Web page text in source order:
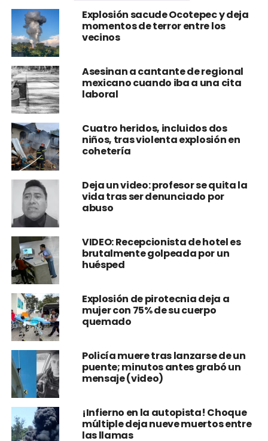
Explosión sacude Ocotepec y deja
momentos de terror entre los
vecinos
Asesinan a cantante de regional
mexicano cuando iba a una cita
laboral
Cuatro heridos, incluidos dos
niños, tras violenta explosión en
cohetería
Deja un video: profesor se quita la
vida tras ser denunciado por
abuso
VIDEO: Recepcionista de hotel es
brutalmente golpeada por un
huésped
Explosión de pirotecnia deja a
mujer con 75% de su cuerpo
quemado
Policía muere tras lanzarse de un
puente; minutos antes grabó un
mensaje (video)
¡Infierno en la autopista! Choque
múltiple deja nueve muertos entre
las llamas